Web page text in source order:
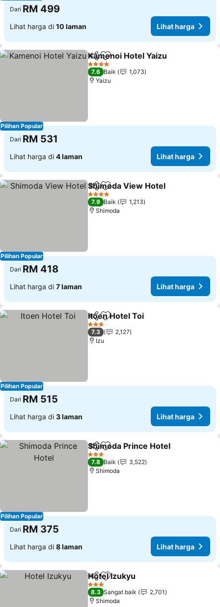
Dari RM 499
Lihat harga di 10 laman Lihat harga
Pilihan Popular
KongsiTambah ke favorit
Kamenoi Hotel Yaizu
4 Bintang
7.6 Baik
1,073
Yaizu
Dari RM 531
Lihat harga di 4 laman Lihat harga
Pilihan Popular
KongsiTambah ke favorit
Shimoda View Hotel
4 Bintang
7.9 Baik
1,213
Shimoda
Dari RM 418
Lihat harga di 7 laman Lihat harga
Pilihan Popular
KongsiTambah ke favorit
Itoen Hotel Toi
3 Bintang
7.3
2,127
Izu
Dari RM 515
Lihat harga di 3 laman Lihat harga
Pilihan Popular
KongsiTambah ke favorit
Shimoda Prince Hotel
3 Bintang
7.8 Baik
3,522
Shimoda
Dari RM 375
Lihat harga di 8 laman Lihat harga
KongsiTambah ke favorit
Hotel Izukyu
3 Bintang
8.3 Sangat baik
2,701
Shimoda